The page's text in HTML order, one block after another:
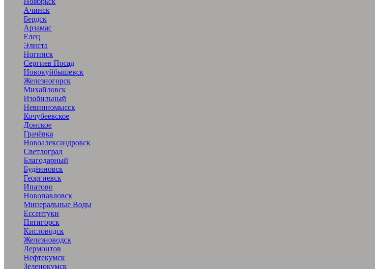
Ачинск
Бердск
Арзамас
Елец
Элиста
Ногинск
Сергиев Посад
Новокуйбышевск
Железногорск
Михайловск
Изобильный
Невинномысск
Кочубеевское
Донское
Грачёвка
Новоалександровск
Светлоград
Благодарный
Будённовск
Георгиевск
Ипатово
Новопавловск
Минеральные Воды
Ессентуки
Пятигорск
Кисловодск
Железноводск
Лермонтов
Нефтекумск
Зеленокумск